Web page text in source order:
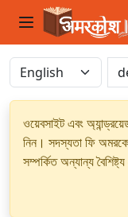
ওয়েবসাইট এবং
নিন। সদস্যতা ফি
সম্পর্কিত অন্যান্য